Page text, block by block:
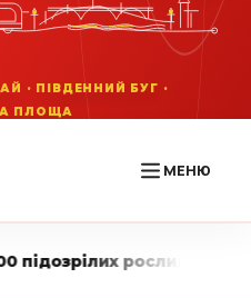
МЕНЮ
LIVE стежить